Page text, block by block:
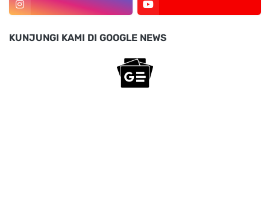
KUNJUNGI KAMI DI GOOGLE NEWS